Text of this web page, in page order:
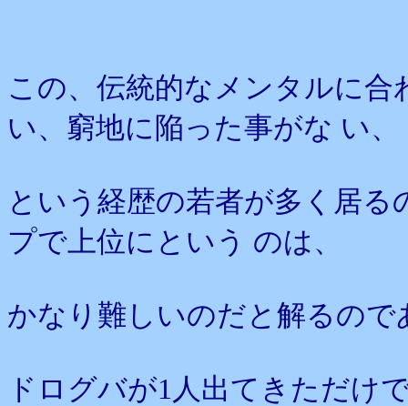
この、伝統的なメンタルに
い、窮地に陥った事がな い、
という経歴の若者が多く居
プで上位にという のは、
かなり難しいのだと解るので
ドログバが1人出てきただけ